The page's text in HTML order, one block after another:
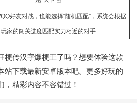
好友对战，也能选择“随机匹配”，系统会根据
玩家的闯关进度匹配实力相近的对手
梗传汉字爆梗王了吗？想要体验这款
站下载最新安卓版本吧。更多好玩的
，精彩内容不容错过！